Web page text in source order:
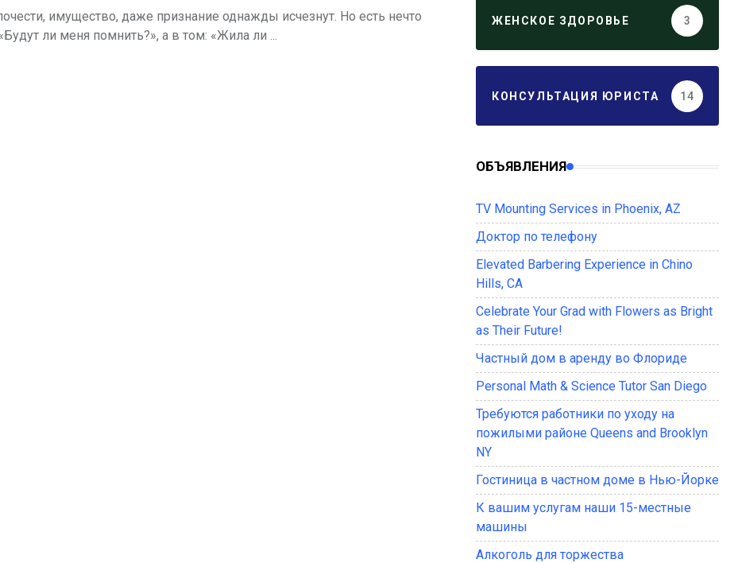
имущество, даже признание однажды исчезнут. Но есть нечто
ли меня помнить?», а в том: «Жила ли ...
ЖЕНСКОЕ ЗДОРОВЬЕ 3
КОНСУЛЬТАЦИЯ ЮРИСТА 14
ОБЪЯВЛЕНИЯ
TV Mounting Services in Phoenix, AZ
Доктор по телефону
Elevated Barbering Experience in Chino
Hills, CA
Celebrate Your Grad with Flowers as Bright
as Their Future!
Частный дом в аренду во Флориде
Personal Math & Science Tutor San Diego
Требуются работники по уходу на
пожилыми районе Queens and Brooklyn
NY
Гостиница в частном доме в Нью-Йорке
К вашим услугам наши 15-местные
машины
Алкоголь для торжества